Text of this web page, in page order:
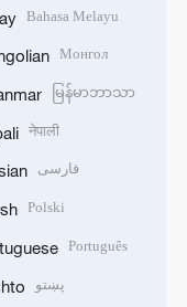
Bahasa Melayu
Монгол
မြန်မာဘာသာ
नेपाली
فارسی
Polski
Português
پښتو